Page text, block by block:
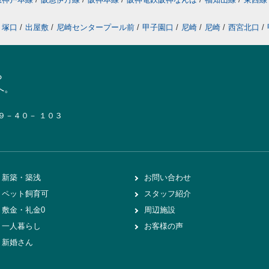
塚口 / 出屋敷 / 尼崎センタープール前 / 甲子園口 / 尼崎 / 尼崎 / 西宮北口 /
－４０－ １０３
新築・築浅
ペット飼育可
敷金・礼金0
一人暮らし
新婚さん
お問い合わせ
スタッフ紹介
周辺施設
お客様の声